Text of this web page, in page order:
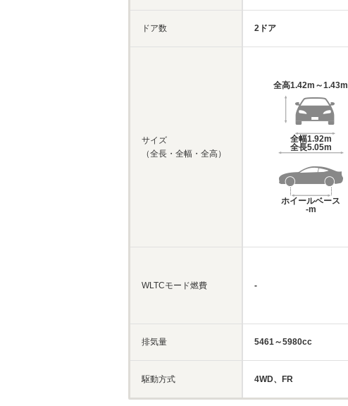
ドア数
サイズ
（全長・全幅・全高）
WLTCモード燃費
排気量
駆動方式
2ドア
全高1.42m～1.43m
全幅1.92m
全長5.05m
ホイールベース
-m
-
5461～5980cc
4WD、FR